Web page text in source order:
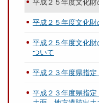
平成２５年度文化
平成２５年度文化
平成２５年度文化
ついて
平成２３年度県指
平成２３年度県指